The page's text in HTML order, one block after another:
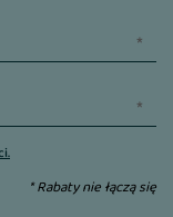
* Rabaty nie łączą się